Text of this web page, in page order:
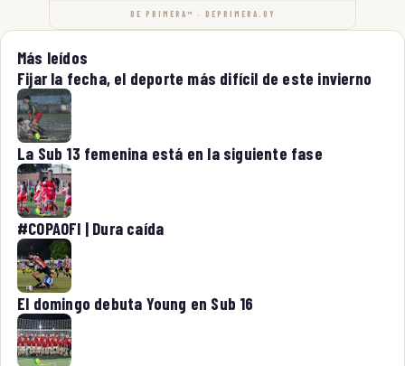
DE PRIMERA™ · DEPRIMERA.UY
Más leídos
Fijar la fecha, el deporte más difícil de este invierno
La Sub 13 femenina está en la siguiente fase
#COPAOFI | Dura caída
El domingo debuta Young en Sub 16